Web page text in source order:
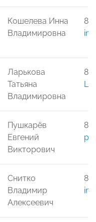
Кошелева Инна
Владимировна
8-
Ларькова
Татьяна
Владимировна
8-
Пушкарёв
Евгений
Викторович
8-
Снитко
Владимир
Алексеевич
8-